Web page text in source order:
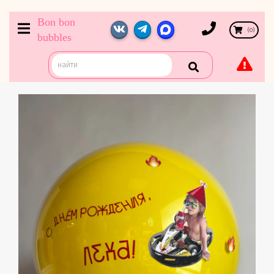
Bon bon
bubbles
(0)